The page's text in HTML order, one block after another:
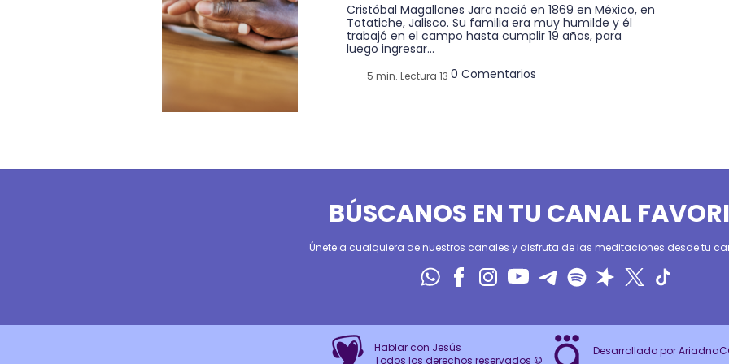
Cristóbal Magallanes Jara nació en 1869 en México, en
Totatiche, Jalisco. Su familia era muy humilde y él
trabajó en el campo hasta cumplir 19 años, para
luego ingresar...
5 min. Lectura 13 0 Comentarios
BÚSCANOS EN TU CANAL
Únete a cualquiera de nuestros canales y disfruta de las meditaciones desde tu
Hablar con Jesús
Todos los derechos reservados ©
Desarrollado por